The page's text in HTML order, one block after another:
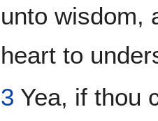
unto wisdom,
heart to
3 Yea, if thou